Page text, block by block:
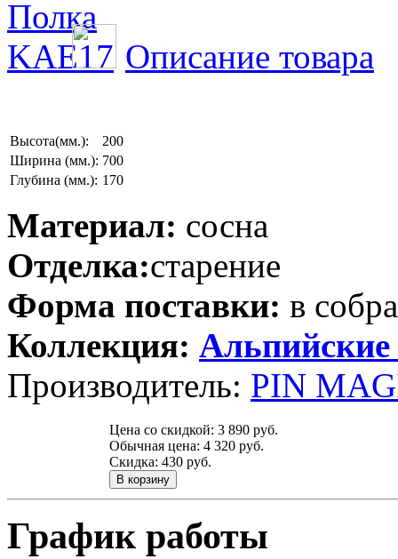
Описание товара
Высота(мм.):
200
Ширина (мм.): 700
Глубина (мм.): 170
Материал: сосна
Отделка:старение
Форма поставки: в
Коллекция:
Производитель: PIN
Цена со скидкой: 3 890 руб.
Обычная цена: 4 320 руб.
Скидка: 430 руб.
График работы